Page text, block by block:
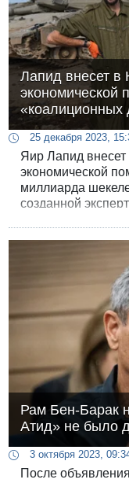
Лапид внесет в
экономической
«коалиционных
25 декабря 2023,
Яир Лапид
экономической
миллиарда
созданной
альтернативный
пользой для
Рам Бен-Барак
Атид» не было
3 октября 2023,
После